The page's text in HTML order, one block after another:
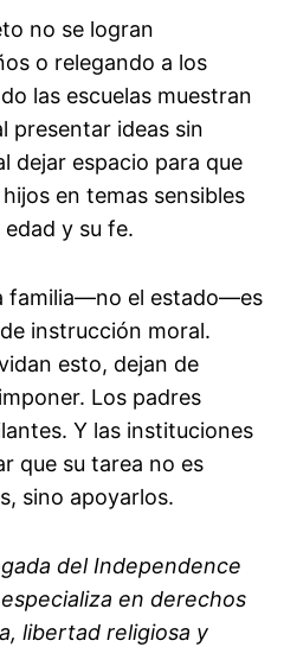
no se logran
o relegando a los
las escuelas muestran
presentar ideas sin
dejar espacio para que
en temas sensibles
y su fe.
familia—no el estado—es
instrucción moral.
esto, dejan de
Los padres
Y las instituciones
que su tarea no es
sino apoyarlos.
del Independence
en derechos
libertad religiosa y